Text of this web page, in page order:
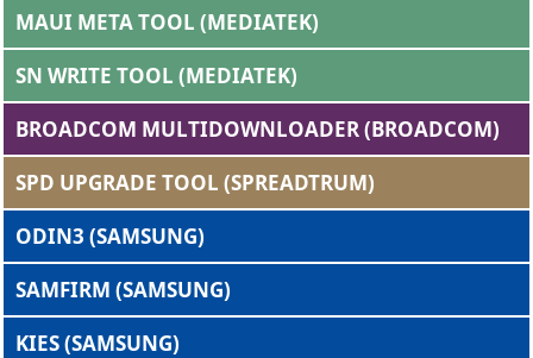
MAUI META TOOL (MEDIATEK)
SN WRITE TOOL (MEDIATEK)
BROADCOM MULTIDOWNLOADER (BROADCOM)
SPD UPGRADE TOOL (SPREADTRUM)
ODIN3 (SAMSUNG)
SAMFIRM (SAMSUNG)
KIES (SAMSUNG)